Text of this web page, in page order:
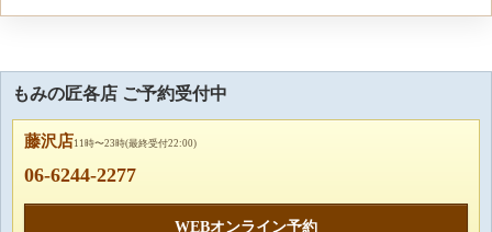
もみの匠各店 ご予約受付中
藤沢店11時〜23時(最終受付22:00)
06-6244-2277
WEBオンライン予約